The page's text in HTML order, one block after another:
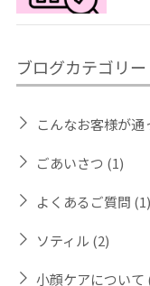
ブログカテゴリー
こんなお客様が通
ごあいさつ (1)
よくあるご質問 (1)
ソティル (2)
小顔ケアについて